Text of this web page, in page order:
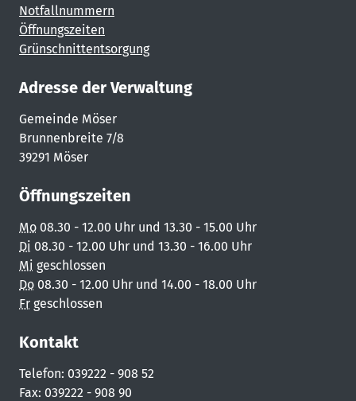
Notfallnummern
Öffnungszeiten
Grünschnittentsorgung
Adresse der Verwaltung
Gemeinde Möser
Brunnenbreite 7/8
39291 Möser
Öffnungszeiten
Mo 08.30 - 12.00 Uhr und 13.30 - 15.00 Uhr
Di 08.30 - 12.00 Uhr und 13.30 - 16.00 Uhr
Mi geschlossen
Do 08.30 - 12.00 Uhr und 14.00 - 18.00 Uhr
Fr geschlossen
Kontakt
Telefon: 039222 - 908 52
Fax: 039222 - 908 90